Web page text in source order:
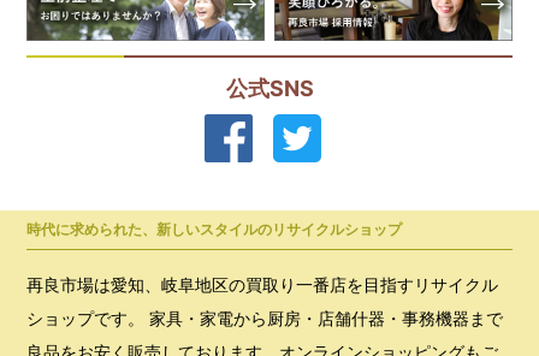
公式SNS
時代に求められた、新しいスタイルのリサイクルショップ
再良市場は愛知、岐阜地区の買取り一番店を目指すリサイクル
ショップです。 家具・家電から厨房・店舗什器・事務機器まで
良品をお安く販売しております。オンラインショッピングもご